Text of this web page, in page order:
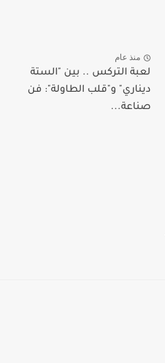
منذ عام
لعبة التركس .. بين "الستة
ديناري" و"قلب الطاولة": فن
صناعة...